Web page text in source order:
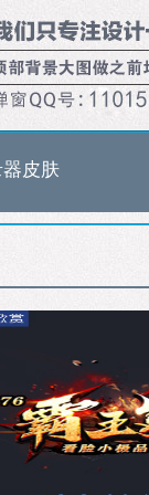
皮肤